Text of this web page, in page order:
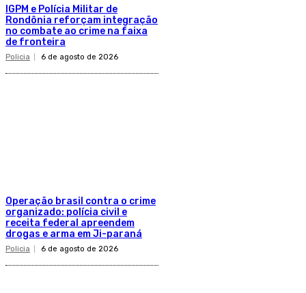
IGPM e Polícia Militar de
Rondônia reforçam integração
no combate ao crime na faixa
de fronteira
Policia 6 de agosto de 2026
Operação brasil contra o crime
organizado: polícia civil e
receita federal apreendem
drogas e arma em Ji-paraná
Policia 6 de agosto de 2026